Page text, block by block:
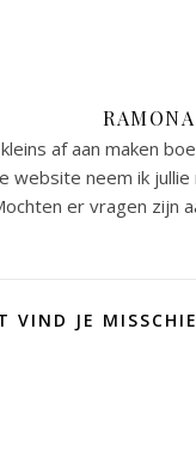
RAMONA
af aan maken
neem ik
er vragen zijn
VIND JE